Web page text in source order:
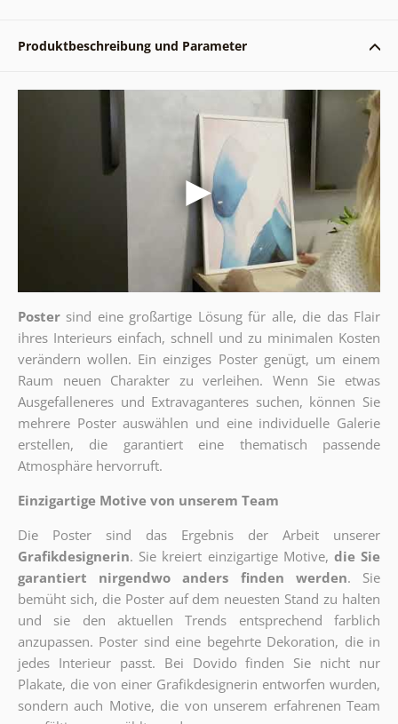
Produktbeschreibung und Parameter
Poster sind eine großartige Lösung für alle, die das Flair
ihres Interieurs einfach, schnell und zu minimalen Kosten
verändern wollen. Ein einziges Poster genügt, um einem
Raum neuen Charakter zu verleihen. Wenn Sie etwas
Ausgefalleneres und Extravaganteres suchen, können Sie
mehrere Poster auswählen und eine individuelle Galerie
erstellen, die garantiert eine thematisch passende
Atmosphäre hervorruft.
Einzigartige Motive von unserem Team
Die Poster sind das Ergebnis der Arbeit unserer
Grafikdesignerin. Sie kreiert einzigartige Motive, die Sie
garantiert nirgendwo anders finden werden. Sie
bemüht sich, die Poster auf dem neuesten Stand zu halten
und sie den aktuellen Trends entsprechend farblich
anzupassen. Poster sind eine begehrte Dekoration, die in
jedes Interieur passt. Bei Dovido finden Sie nicht nur
Plakate, die von einer Grafikdesignerin entworfen wurden,
sondern auch Motive, die von unserem erfahrenen Team